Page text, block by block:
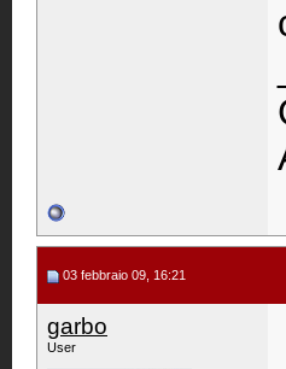
03 febbraio 09, 16:21
garbo
User